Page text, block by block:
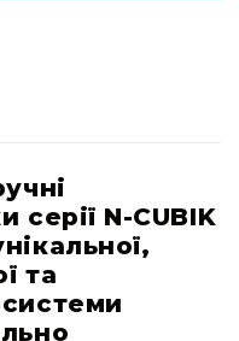
серії N-CUBIK
та